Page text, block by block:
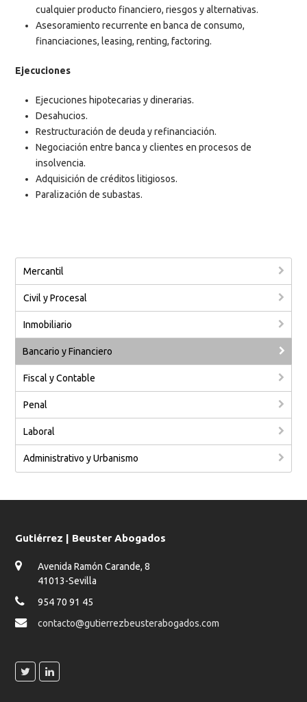
cualquier producto financiero, riesgos y alternativas.
Asesoramiento recurrente en banca de consumo,
financiaciones, leasing, renting, factoring.
Ejecuciones
Ejecuciones hipotecarias y dinerarias.
Desahucios.
Restructuración de deuda y refinanciación.
Negociación entre banca y clientes en procesos de
insolvencia.
Adquisición de créditos litigiosos.
Paralización de subastas.
Mercantil
Civil y Procesal
Inmobiliario
Bancario y Financiero
Fiscal y Contable
Penal
Laboral
Administrativo y Urbanismo
Gutiérrez | Beuster Abogados
Avenida Ramón Carande, 8
41013-Sevilla
954 70 91 45
contacto@gutierrezbeusterabogados.com